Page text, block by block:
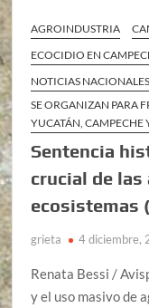
AGROINDUSTRIA
ECOCIDIO EN
NOTICIAS NACIONALES
SE ORGANIZAN PARA
YUCATÁN,
Sentencia
crucial de las
ecosistemas
grieta 4 diciembre,
Renata Bessi /
y el uso masivo de